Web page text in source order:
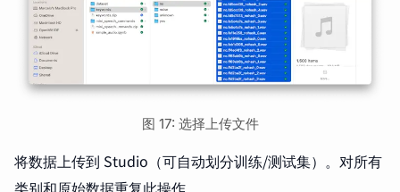
图 17: 选择上传文件
将数据上传到 Studio（可自动划分训练/测试集）。对所有
类别和原始数据重复此操作。